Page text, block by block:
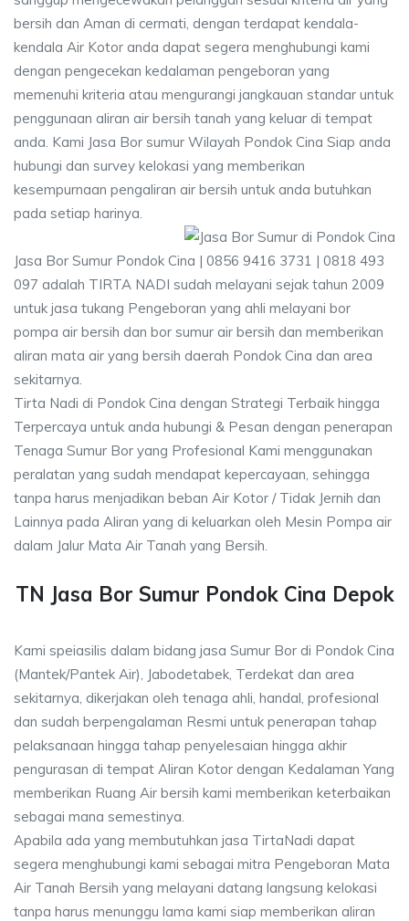
bersih dan Aman di cermati, dengan terdapat kendala-
kendala Air Kotor anda dapat segera menghubungi kami
dengan pengecekan kedalaman pengeboran yang
memenuhi kriteria atau mengurangi jangkauan standar untuk
penggunaan aliran air bersih tanah yang keluar di tempat
anda. Kami Jasa Bor sumur Wilayah Pondok Cina Siap anda
hubungi dan survey kelokasi yang memberikan
kesempurnaan pengaliran air bersih untuk anda butuhkan
pada setiap harinya.
Jasa Bor Sumur Pondok Cina | 0856 9416 3731 | 0818 493
097 adalah TIRTA NADI sudah melayani sejak tahun 2009
untuk jasa tukang Pengeboran yang ahli melayani bor
pompa air bersih dan bor sumur air bersih dan memberikan
aliran mata air yang bersih daerah Pondok Cina dan area
sekitarnya.
Tirta Nadi di Pondok Cina dengan Strategi Terbaik hingga
Terpercaya untuk anda hubungi & Pesan dengan penerapan
Tenaga Sumur Bor yang Profesional Kami menggunakan
peralatan yang sudah mendapat kepercayaan, sehingga
tanpa harus menjadikan beban Air Kotor / Tidak Jernih dan
Lainnya pada Aliran yang di keluarkan oleh Mesin Pompa air
dalam Jalur Mata Air Tanah yang Bersih.
TN Jasa Bor Sumur Pondok Cina Depok
Kami speiasilis dalam bidang jasa Sumur Bor di Pondok Cina
(Mantek/Pantek Air), Jabodetabek, Terdekat dan area
sekitarnya, dikerjakan oleh tenaga ahli, handal, profesional
dan sudah berpengalaman Resmi untuk penerapan tahap
pelaksanaan hingga tahap penyelesaian hingga akhir
pengurasan di tempat Aliran Kotor dengan Kedalaman Yang
memberikan Ruang Air bersih kami memberikan keterbaikan
sebagai mana semestinya.
Apabila ada yang membutuhkan jasa TirtaNadi dapat
segera menghubungi kami sebagai mitra Pengeboran Mata
Air Tanah Bersih yang melayani datang langsung kelokasi
tanpa harus menunggu lama kami siap memberikan aliran